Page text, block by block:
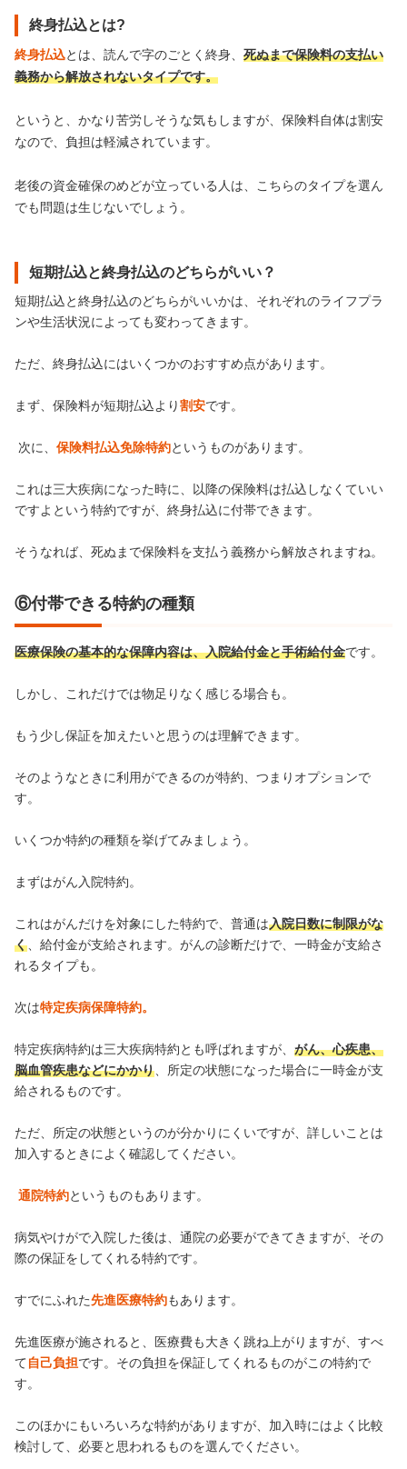
終身払込とは?
終身払込とは、読んで字のごとく終身、 死ぬまで保険料の支払い
義務から解放されないタイプです。
というと、かなり苦労しそうな気もしますが、保険料自体は割安
なので、負担は軽減されています。
老後の資金確保のめどが立っている人は、こちらのタイプを選ん
でも問題は生じないでしょう。
短期払込と終身払込のどちらがいい？
短期払込と終身払込のどちらがいいかは、それぞれのライフプラ
ンや生活状況によっても変わってきます。
ただ、終身払込にはいくつかのおすすめ点があります。
まず、保険料が短期払込より割安です。
次に、 保険料払込免除特約というものがあります。
これは三大疾病になった時に、以降の保険料は払込しなくていい
ですよという特約ですが、終身払込に付帯できます。
そうなれば、死ぬまで保険料を支払う義務から解放されますね。
⑥付帯できる特約の種類
医療保険の基本的な保障内容は、入院給付金と手術給付金です。
しかし、これだけでは物足りなく感じる場合も。
もう少し保証を加えたいと思うのは理解できます。
そのようなときに利用ができるのが特約、つまりオプションで
す。
いくつか特約の種類を挙げてみましょう。
まずはがん入院特約。
これはがんだけを対象にした特約で、普通は入院日数に制限がな
く 、給付金が支給されます。がんの診断だけで、一時金が支給さ
れるタイプも。
次は特定疾病保障特約。
特定疾病特約は三大疾病特約とも呼ばれますが、 がん、心疾患、
脳血管疾患などにかかり 、所定の状態になった場合に一時金が支
給されるものです。
ただ、所定の状態というのが分かりにくいですが、詳しいことは
加入するときによく確認してください。
通院特約というものもあります。
病気やけがで入院した後は、通院の必要ができてきますが、その
際の保証をしてくれる特約です。
すでにふれた先進医療特約もあります。
先進医療が施されると、医療費も大きく跳ね上がりますが、すべ
て自己負担です。その負担を保証してくれるものがこの特約で
す。
このほかにもいろいろな特約がありますが、加入時にはよく比較
検討して、必要と思われるものを選んでください。